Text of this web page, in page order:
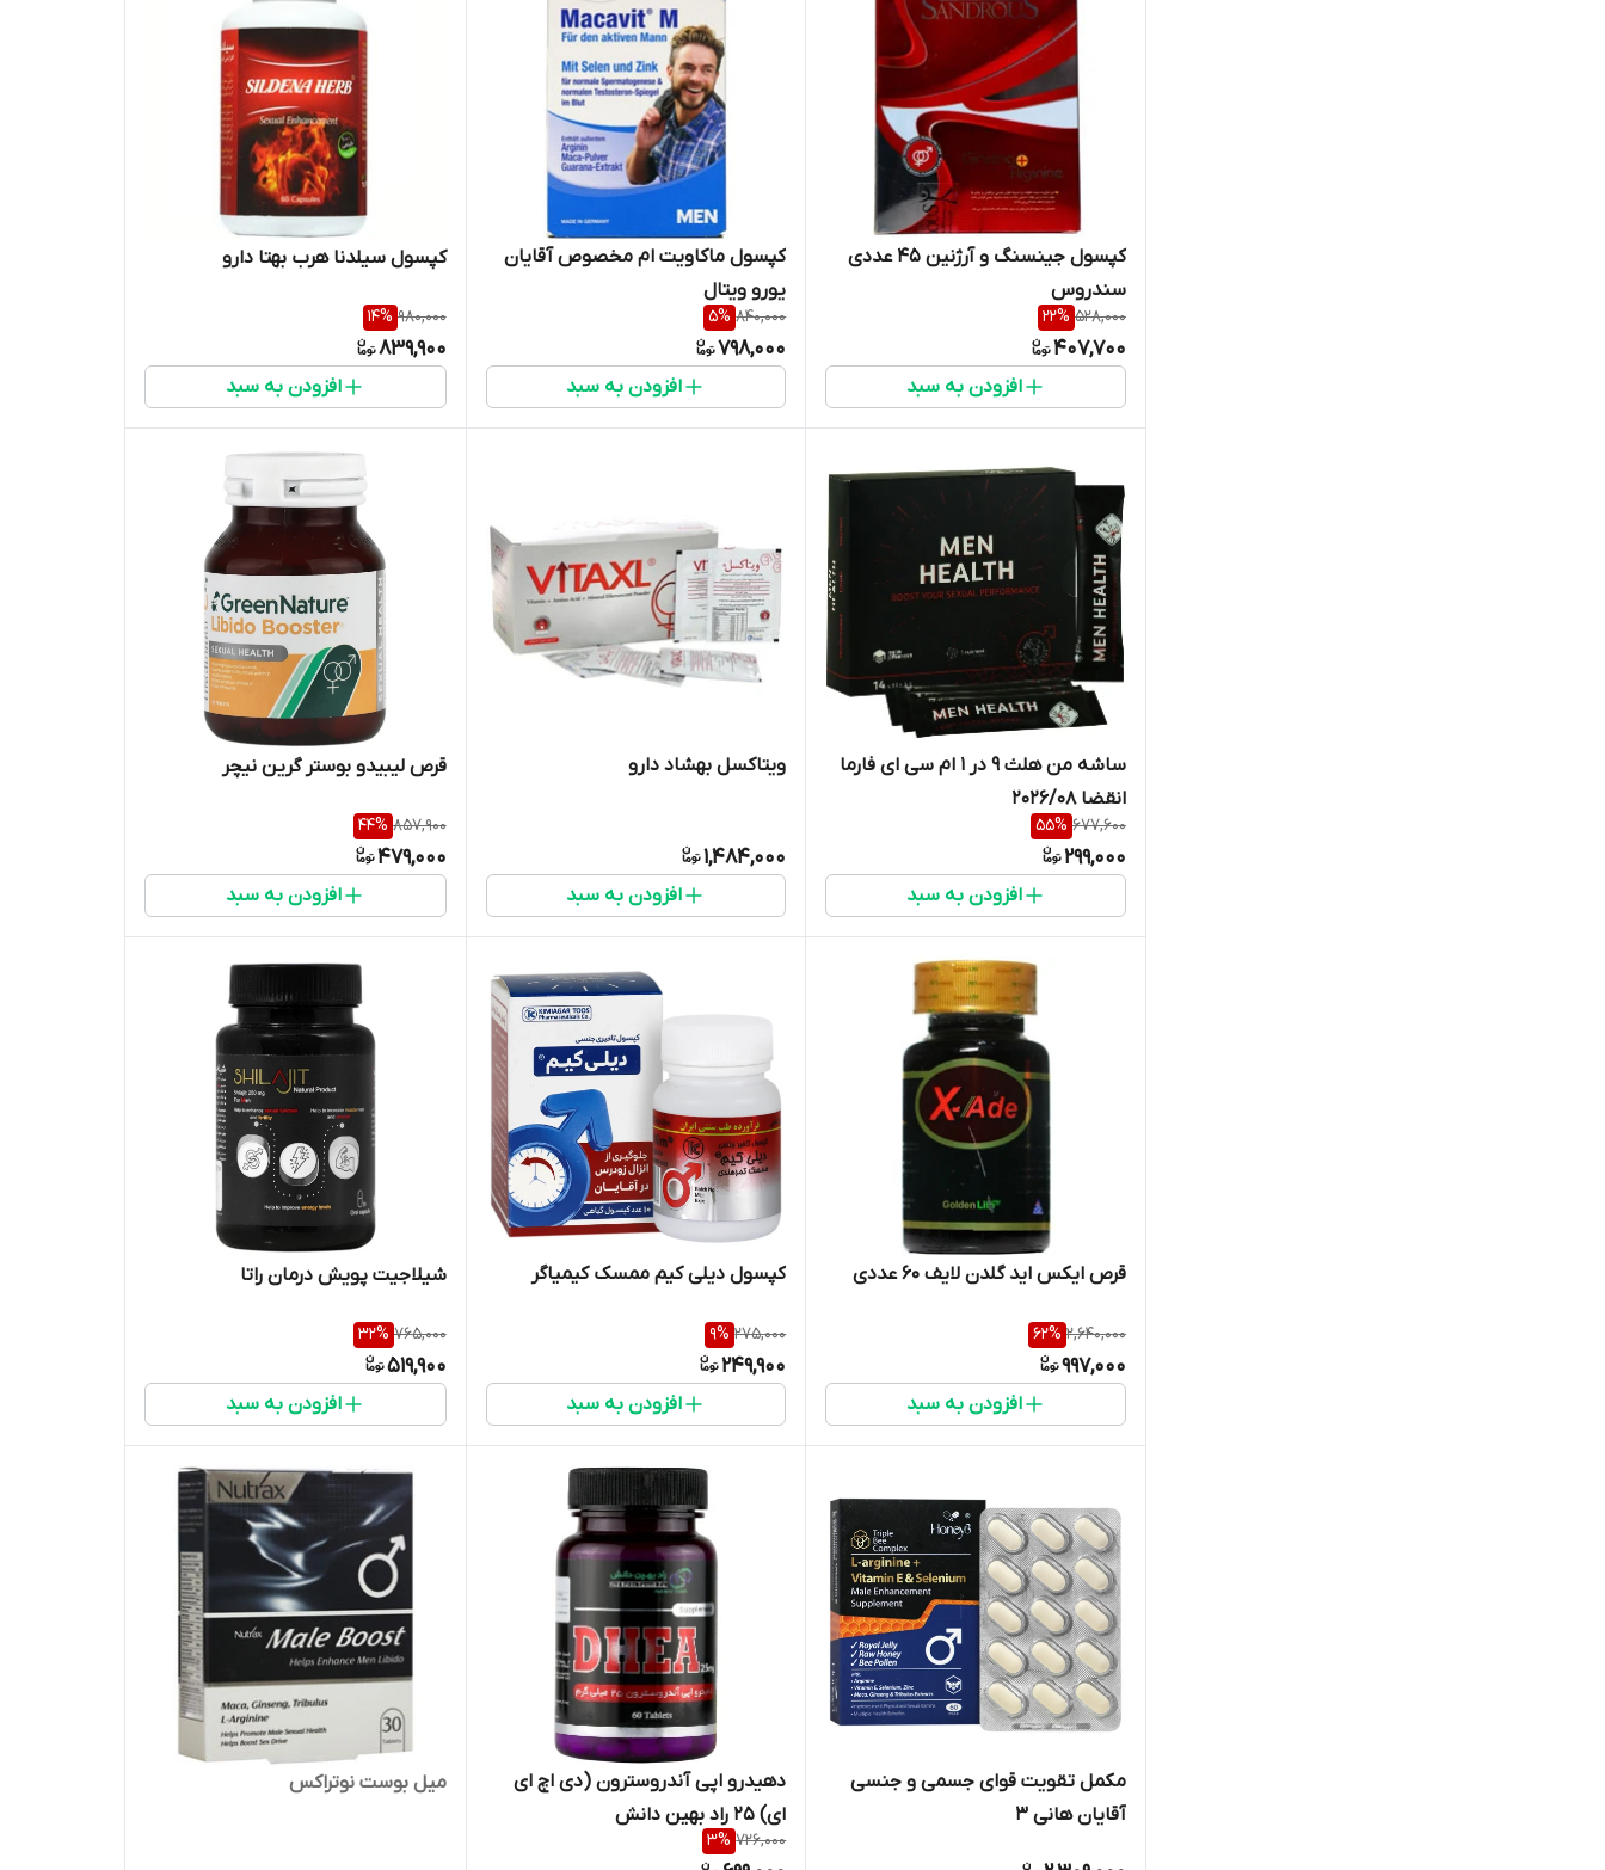
کپسول جینسنگ و آرژنین 45 عددی
سندروس
528,000
22%
407,700
افزودن به سبد
کپسول ماکاویت ام مخصوص آقایان
یورو ویتال
840,000
5%
798,000
افزودن به سبد
کپسول سیلدنا هرب بهتا دارو
980,000
14%
839,900
افزودن به سبد
ساشه من هلث 9 در 1 ام سی ای فارما
انقضا 2026/08
677,600
55%
299,000
افزودن به سبد
ویتاکسل بهشاد دارو
1,484,000
افزودن به سبد
قرص لیبیدو بوستر گرین نیچر
857,900
44%
479,000
افزودن به سبد
قرص ایکس اید گلدن لایف 60 عددی
2,640,000
62%
997,000
افزودن به سبد
کپسول دیلی کیم ممسک کیمیاگر
275,000
9%
249,900
افزودن به سبد
شیلاجیت پویش درمان راتا
765,000
32%
519,900
افزودن به سبد
مکمل تقویت قوای جسمی و جنسی
آقایان هانی 3
دهیدرو اپی آندروسترون (دی اچ ای
ای) 25 راد بهین دانش
726,000
3%
میل بوست نوتراکس